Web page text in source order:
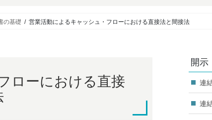
の基礎 営業活動によるキャッシュ・フローにおける直接法と間接法
ローにおける直接
開示
連
連